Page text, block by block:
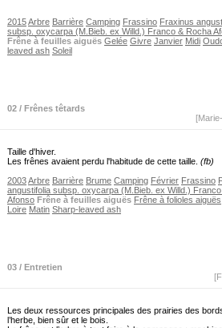
2015Arbre Barrière Camping Frassino Fraxinus
subsp. oxycarpa (M.Bieb. ex Willd.) Franco & Rocha
Frêne à feuilles aiguës Gelée Givre Janvier Midi
leaved ash Soleil
02 / Frênes têtards
Taille d'hiver.
Les frênes avaient perdu l'habitude de cette taille. (fb)
2003Arbre Barrière Brume Camping Février Frassino
angustifolia subsp. oxycarpa (M.Bieb. ex Willd.)
Afonso Frêne à feuilles aiguës Frêne à folioles aiguës
Loire Matin Sharp-leaved ash
03 / Entretien
Les deux ressources principales des prairies des
l’herbe, bien sûr et le bois.